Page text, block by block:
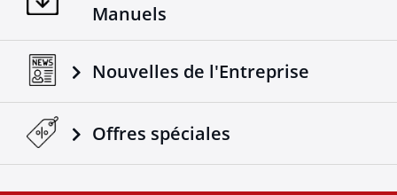
Manuels
Nouvelles de l'Entreprise
Offres spéciales